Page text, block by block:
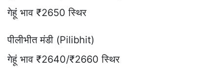
गेहूं भाव ₹2650 स्थिर
पीलीभीत मंडी (Pilibhit)
गेहूं भाव ₹2640/₹2660 स्थिर